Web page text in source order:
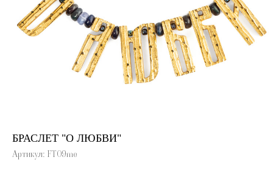
БРАСЛЕТ "О ЛЮБВИ"
Артикул: FT09me